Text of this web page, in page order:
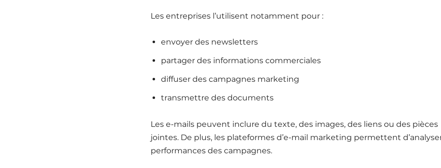
Les entreprises l’utilisent notamment pour :
envoyer des newsletters
partager des informations commerciales
diffuser des campagnes marketing
transmettre des documents
Les e-mails peuvent inclure du texte, des images, des liens ou des pièces
jointes. De plus, les plateformes d’e-mail marketing permettent
performances des campagnes.